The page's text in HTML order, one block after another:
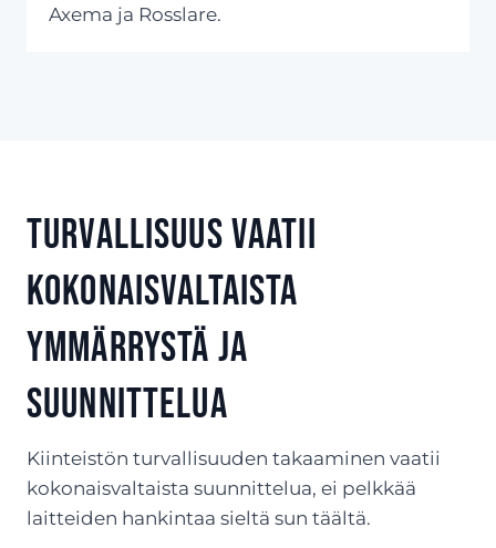
Axema ja Rosslare.
Turvallisuus vaatii
kokonaisvaltaista
ymmärrystä ja
suunnittelua
Kiinteistön turvallisuuden takaaminen vaatii
kokonaisvaltaista suunnittelua, ei pelkkää
laitteiden hankintaa sieltä sun täältä.